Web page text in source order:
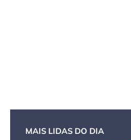
MAIS LIDAS DO DIA